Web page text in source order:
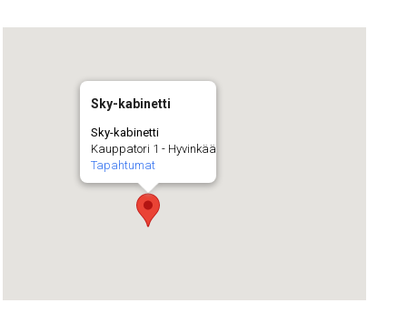
Sky-kabinetti
Sky-kabinetti
Kauppatori 1 - Hyvinkää
Tapahtumat